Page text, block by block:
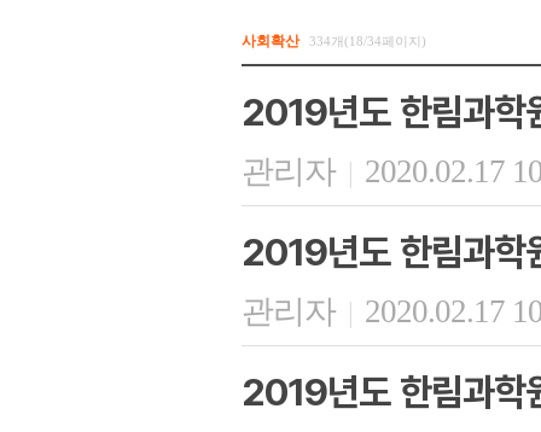
사회확산 334개(18/34페이지)
2019년도 한림과학
관리자 | 2020.02.17
2019년도 한림과학
관리자 | 2020.02.17
2019년도 한림과학